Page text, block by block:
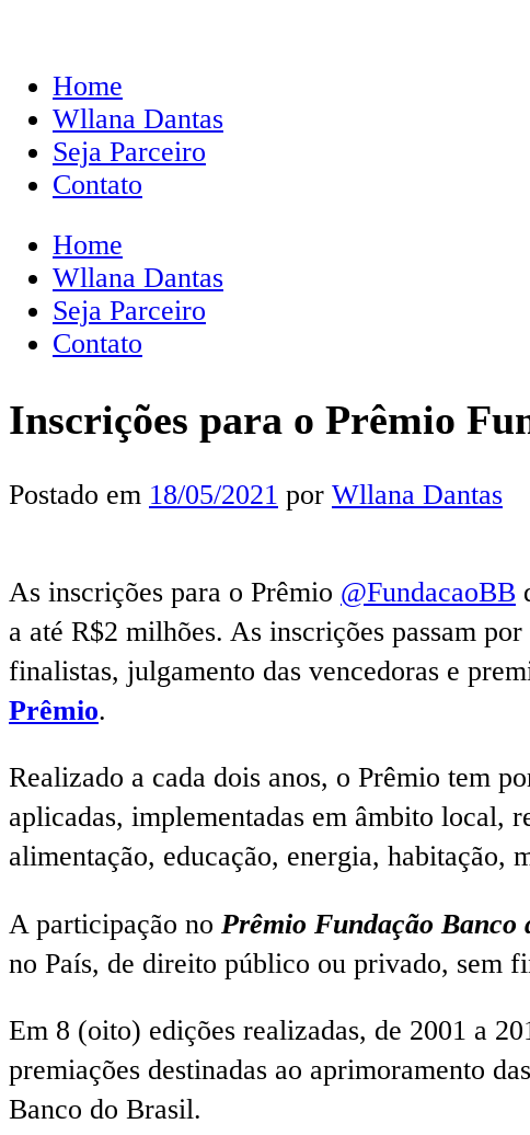
Home
Wllana Dantas
Seja Parceiro
Contato
Home
Wllana Dantas
Seja Parceiro
Contato
Inscrições para o Prêmio
Postado em 18/05/2021 por Wllana Dantas
As inscrições para o Prêmio @FundacaoBB
a até R$2 milhões.⁣ As inscrições passam
finalistas, julgamento das vencedoras e
Prêmio.
Realizado a cada dois anos, o Prêmio tem
aplicadas, implementadas em âmbito local,
alimentação, educação, energia, habitação,
A participação no Prêmio Fundação Banco
no País, de direito público ou privado, sem
Em 8 (oito) edições realizadas, de 2001 a
premiações destinadas ao aprimoramento
Banco do Brasil.